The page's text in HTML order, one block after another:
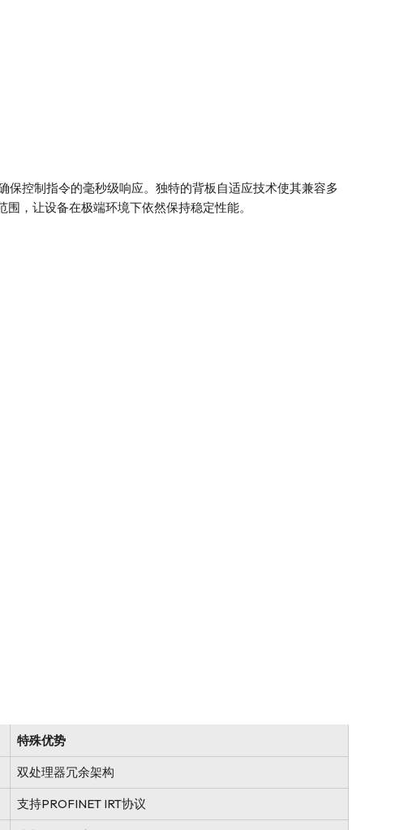
控制指令的毫秒级响应。独特的背板自适应技术使其兼容多
，让设备在极端环境下依然保持稳定性能。
特殊优势
双处理器冗余架构
支持PROFINET IRT协议